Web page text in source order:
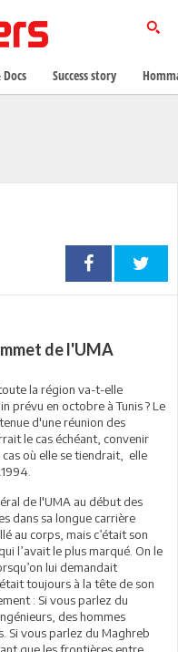
de l'UMA
la région va-t-elle
prévu en octobre à Tunis ? Le
d'une réunion des
le cas échéant, convenir
où elle se tiendrait, elle
de l'UMA au début des
dans sa longue carrière
au corps, mais c’était son
l’avait le plus marqué. On le
lui demandait
toujours à la tête de son
: Si vous parlez du
des hommes
Si vous parlez du Maghreb
Success story